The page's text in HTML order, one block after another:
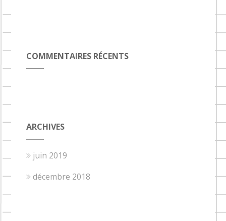
COMMENTAIRES RÉCENTS
ARCHIVES
juin 2019
décembre 2018